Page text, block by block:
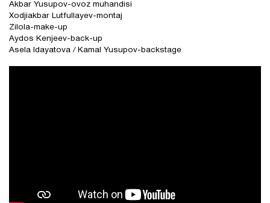
Akbar Yusupov-ovoz muhandisi
Xodjiakbar Lutfullayev-montaj
Zilola-make-up
Aydos Kenjeev-back-up
Asela Idayatova / Kamal Yusupov-backstage